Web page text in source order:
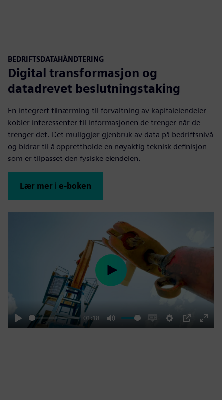
BEDRIFTSDATAHÅNDTERING
Digital transformasjon og
datadrevet beslutningstaking
En integrert tilnærming til forvaltning av kapitaleiendeler
kobler interessenter til informasjonen de trenger når de
trenger det. Det muliggjør gjenbruk av data på bedriftsnivå
og bidrar til å opprettholde en nøyaktig teknisk definisjon
som er tilpasset den fysiske eiendelen.
Lær mer i e-boken
Play
01:18
Mute
EnableSettings
PIP
Enter
Play